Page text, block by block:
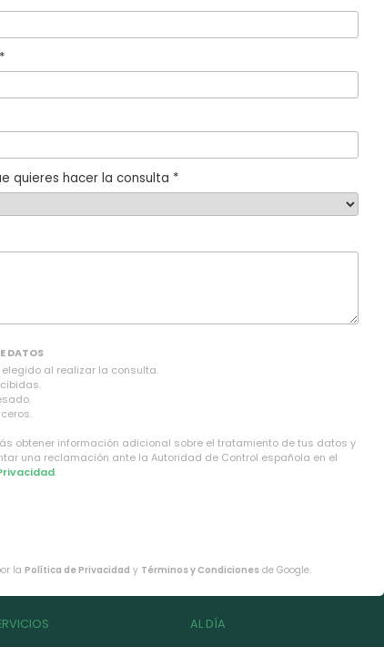
quieres hacer la consulta *
DATOS
al realizar la consulta.
obtener información adicional sobre el tratamiento de tus datos y
una reclamación ante la Autoridad de Control española en el
.
la Política de Privacidad y Términos y Condiciones de Google.
AL DÍA